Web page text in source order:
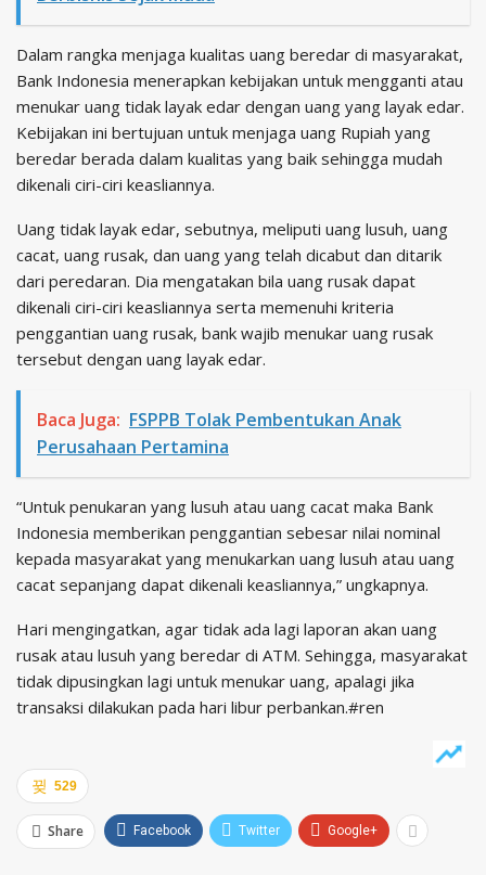
Dalam rangka menjaga kualitas uang beredar di masyarakat,
Bank Indonesia menerapkan kebijakan untuk mengganti atau
menukar uang tidak layak edar dengan uang yang layak edar.
Kebijakan ini bertujuan untuk menjaga uang Rupiah yang
beredar berada dalam kualitas yang baik sehingga mudah
dikenali ciri-ciri keasliannya.
Uang tidak layak edar, sebutnya, meliputi uang lusuh, uang
cacat, uang rusak, dan uang yang telah dicabut dan ditarik
dari peredaran. Dia mengatakan bila uang rusak dapat
dikenali ciri-ciri keasliannya serta memenuhi kriteria
penggantian uang rusak, bank wajib menukar uang rusak
tersebut dengan uang layak edar.
Baca Juga: FSPPB Tolak Pembentukan Anak
Perusahaan Pertamina
“Untuk penukaran yang lusuh atau uang cacat maka Bank
Indonesia memberikan penggantian sebesar nilai nominal
kepada masyarakat yang menukarkan uang lusuh atau uang
cacat sepanjang dapat dikenali keasliannya,” ungkapnya.
Hari mengingatkan, agar tidak ada lagi laporan akan uang
rusak atau lusuh yang beredar di ATM. Sehingga, masyarakat
tidak dipusingkan lagi untuk menukar uang, apalagi jika
transaksi dilakukan pada hari libur perbankan.#ren
529
Share Facebook Twitter Google+